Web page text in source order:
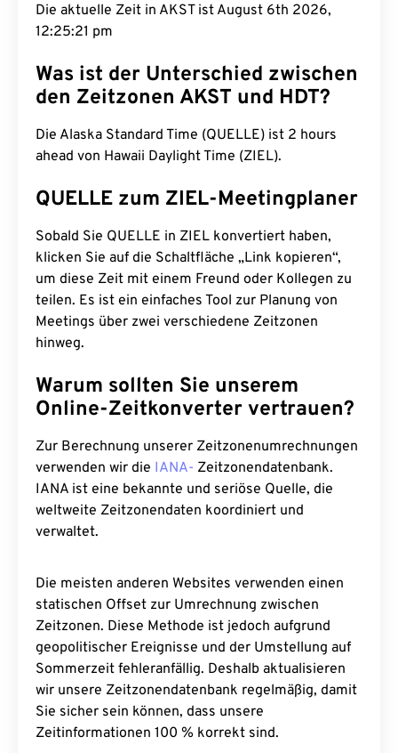
Die aktuelle Zeit in AKST ist August 6th 2026,
12:25:22 pm
Was ist der Unterschied zwischen
den Zeitzonen AKST und HDT?
Die Alaska Standard Time (QUELLE) ist 2 hours
ahead von Hawaii Daylight Time (ZIEL).
QUELLE zum ZIEL-Meetingplaner
Sobald Sie QUELLE in ZIEL konvertiert haben,
klicken Sie auf die Schaltfläche „Link kopieren“,
um diese Zeit mit einem Freund oder Kollegen zu
teilen. Es ist ein einfaches Tool zur Planung von
Meetings über zwei verschiedene Zeitzonen
hinweg.
Warum sollten Sie unserem
Online-Zeitkonverter vertrauen?
Zur Berechnung unserer Zeitzonenumrechnungen
verwenden wir die IANA- Zeitzonendatenbank.
IANA ist eine bekannte und seriöse Quelle, die
weltweite Zeitzonendaten koordiniert und
verwaltet.
Die meisten anderen Websites verwenden einen
statischen Offset zur Umrechnung zwischen
Zeitzonen. Diese Methode ist jedoch aufgrund
geopolitischer Ereignisse und der Umstellung auf
Sommerzeit fehleranfällig. Deshalb aktualisieren
wir unsere Zeitzonendatenbank regelmäßig, damit
Sie sicher sein können, dass unsere
Zeitinformationen 100 % korrekt sind.